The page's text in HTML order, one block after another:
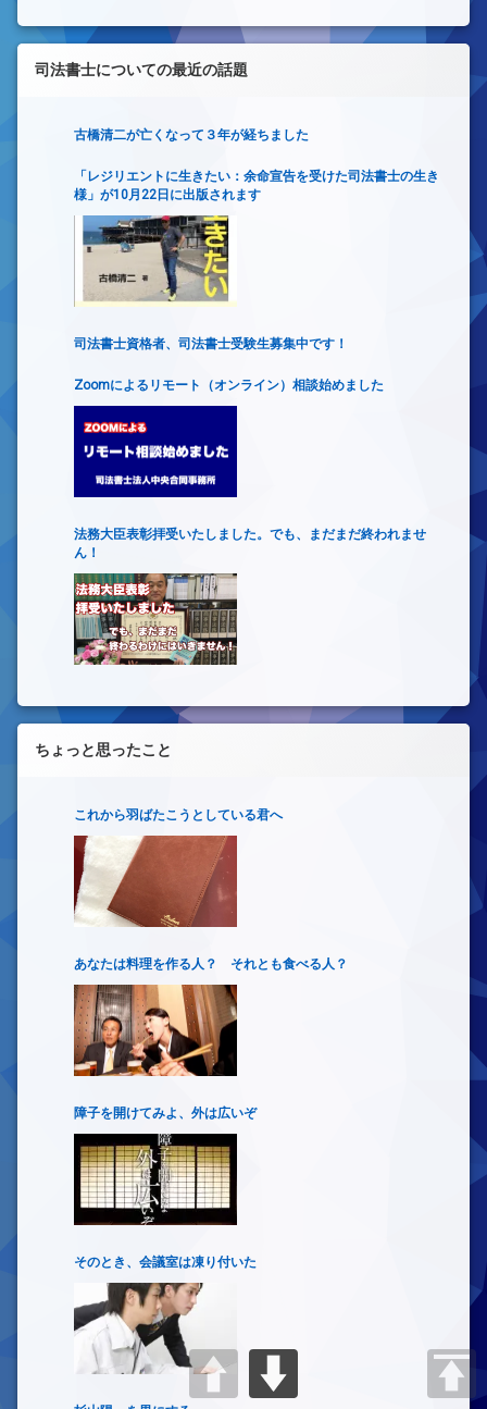
司法書士についての最近の話題
古橋清二が亡くなって３年が経ちました
「レジリエントに生きたい：余命宣告を受けた司法書士の生き
様」が10月22日に出版されます
司法書士資格者、司法書士受験生募集中です！
Zoomによるリモート（オンライン）相談始めました
法務大臣表彰拝受いたしました。でも、まだまだ終われませ
ん！
ちょっと思ったこと
これから羽ばたこうとしている君へ
あなたは料理を作る人？ それとも食べる人？
障子を開けてみよ、外は広いぞ
そのとき、会議室は凍り付いた